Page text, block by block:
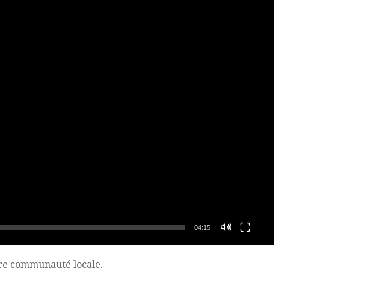
04:15
communauté locale.